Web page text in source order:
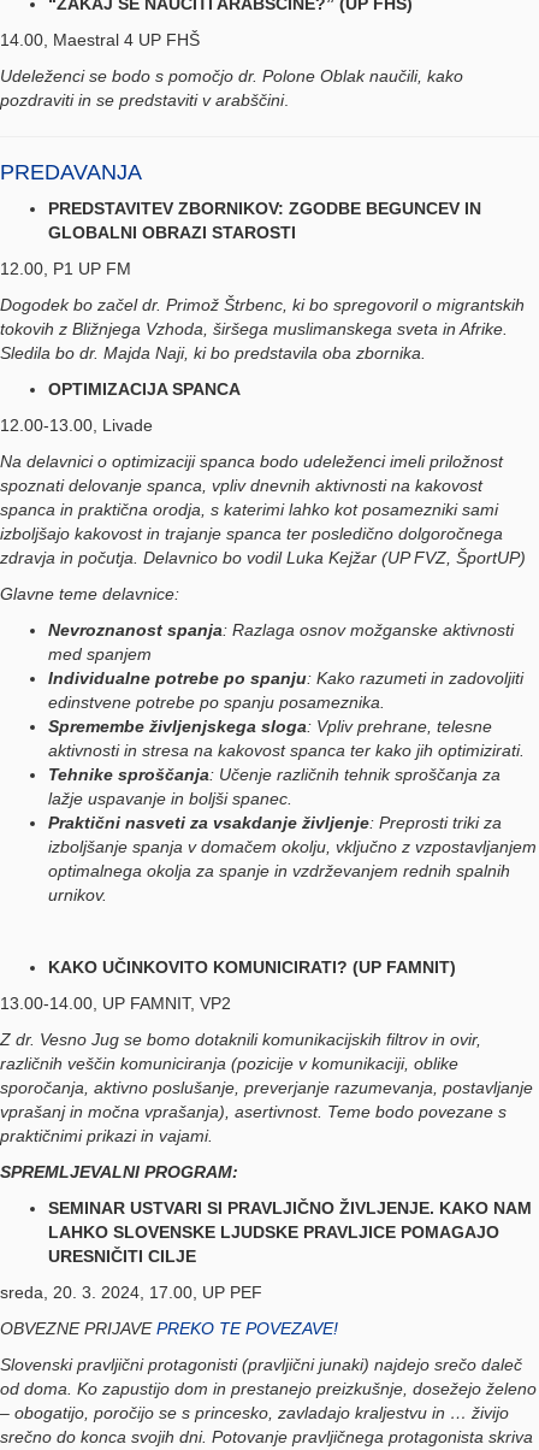
14.00, Maestral 4 UP FHŠ
Udeleženci se bodo s pomočjo dr. Polone Oblak naučili, kako
pozdraviti in se predstaviti v arabščini.
PREDAVANJA
PREDSTAVITEV ZBORNIKOV: ZGODBE BEGUNCEV IN
GLOBALNI OBRAZI STAROSTI
12.00, P1 UP FM
Dogodek bo začel dr. Primož Štrbenc, ki bo spregovoril o migrantskih
tokovih z Bližnjega Vzhoda, širšega muslimanskega sveta in Afrike.
Sledila bo dr. Majda Naji, ki bo predstavila oba zbornika.
OPTIMIZACIJA SPANCA
12.00-13.00, Livade
Na delavnici o optimizaciji spanca bodo udeleženci imeli priložnost
spoznati delovanje spanca, vpliv dnevnih aktivnosti na kakovost
spanca in praktična orodja, s katerimi lahko kot posamezniki sami
izboljšajo kakovost in trajanje spanca ter posledično dolgoročnega
zdravja in počutja. Delavnico bo vodil Luka Kejžar (UP FVZ, ŠportUP)
Glavne teme delavnice:
Nevroznanost spanja: Razlaga osnov možganske aktivnosti
med spanjem
Individualne potrebe po spanju: Kako razumeti in zadovoljiti
edinstvene potrebe po spanju posameznika.
Spremembe življenjskega sloga: Vpliv prehrane, telesne
aktivnosti in stresa na kakovost spanca ter kako jih optimizirati.
Tehnike sproščanja: Učenje različnih tehnik sproščanja za
lažje uspavanje in boljši spanec.
Praktični nasveti za vsakdanje življenje: Preprosti triki za
izboljšanje spanja v domačem okolju, vključno z vzpostavljanjem
optimalnega okolja za spanje in vzdrževanjem rednih spalnih
urnikov.
KAKO UČINKOVITO KOMUNICIRATI? (UP FAMNIT)
13.00-14.00, UP FAMNIT, VP2
Z dr. Vesno Jug se bomo dotaknili komunikacijskih filtrov in ovir,
različnih veščin komuniciranja (pozicije v komunikaciji, oblike
sporočanja, aktivno poslušanje, preverjanje razumevanja, postavljanje
vprašanj in močna vprašanja), asertivnost. Teme bodo povezane s
praktičnimi prikazi in vajami.
SPREMLJEVALNI PROGRAM:
SEMINAR USTVARI SI PRAVLJIČNO ŽIVLJENJE. KAKO NAM
LAHKO SLOVENSKE LJUDSKE PRAVLJICE POMAGAJO
URESNIČITI CILJE
sreda, 20. 3. 2024, 17.00, UP PEF
OBVEZNE PRIJAVEPREKO TE POVEZAVE!
Slovenski pravljični protagonisti (pravljični junaki) najdejo srečo daleč
od doma. Ko zapustijo dom in prestanejo preizkušnje, dosežejo želeno
– obogatijo, poročijo se s princesko, zavladajo kraljestvu in … živijo
srečno do konca svojih dni. Potovanje pravljičnega protagonista skriva